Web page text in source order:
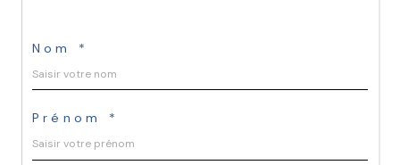
Nom *
Prénom *